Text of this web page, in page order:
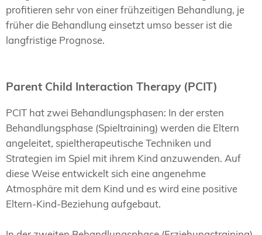
profitieren sehr von einer frühzeitigen Behandlung, je
früher die Behandlung einsetzt umso besser ist die
langfristige Prognose.
Parent Child Interaction Therapy (PCIT)
PCIT hat zwei Behandlungsphasen: In der ersten
Behandlungsphase (Spieltraining) werden die Eltern
angeleitet, spieltherapeutische Techniken und
Strategien im Spiel mit ihrem Kind anzuwenden. Auf
diese Weise entwickelt sich eine angenehme
Atmosphäre mit dem Kind und es wird eine positive
Eltern-Kind-Beziehung aufgebaut.